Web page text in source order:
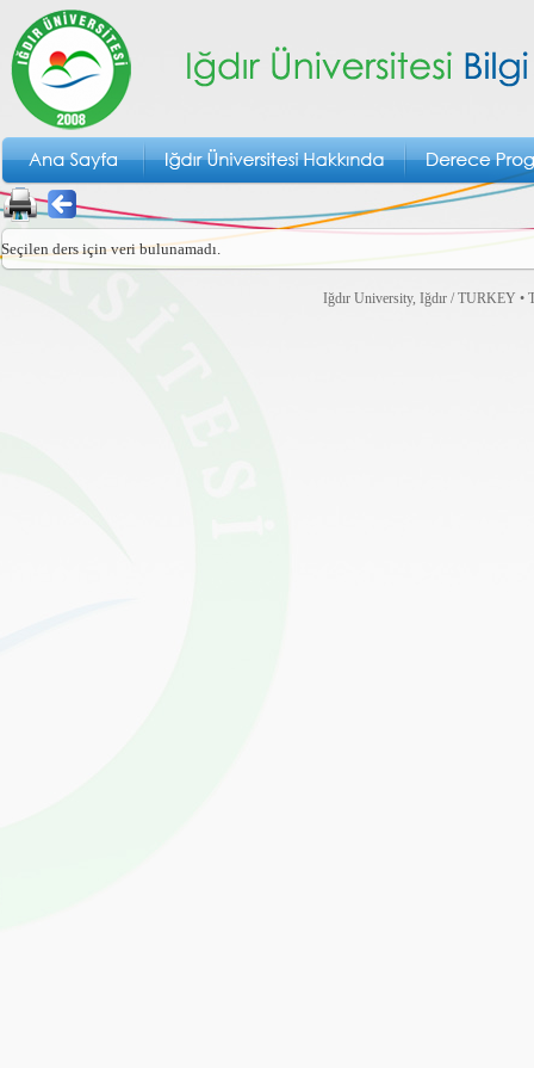
Seçilen ders için veri bulunamadı.
Iğdır University, Iğdır / TURKEY •